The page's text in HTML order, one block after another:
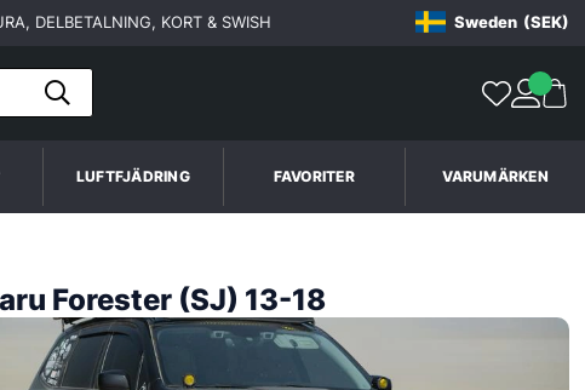
DELBETALNING, KORT & SWISH Sweden (SEK)
LUFTFJÄDRING FAVORITER VARUMÄRKEN
Forester (SJ) 13-18